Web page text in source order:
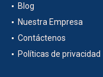
Blog
Nuestra Empresa
Contáctenos
Políticas de privacidad